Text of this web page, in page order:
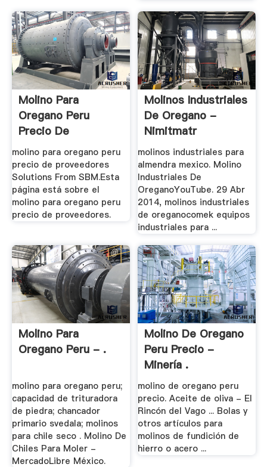
Molino Para
Oregano Peru
Precio De
Proveedores
molino para oregano peru
precio de proveedores
Solutions From SBM.Esta
página está sobre el
molino para oregano peru
precio de proveedores.
Molinos Industriales
De Oregano -
Nimitmatr
molinos industriales para
almendra mexico. Molino
Industriales De
OreganoYouTube. 29 Abr
2014, molinos industriales
de oreganocomek equipos
industriales para ...
Molino Para
Oregano Peru - .
molino para oregano peru;
capacidad de trituradora
de piedra; chancador
primario svedala; molinos
para chile seco . Molino De
Chiles Para Moler -
MercadoLibre México.
Molino De Oregano
Peru Precio -
Minería .
molino de oregano peru
precio. Aceite de oliva - El
Rincón del Vago ... Bolas y
otros artículos para
molinos de fundición de
hierro o acero ...